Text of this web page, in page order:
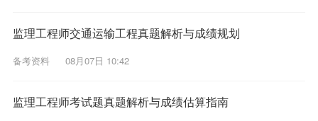
监理工程师交通运输工程真题解析与成绩规划
备考资料 08月07日 10:42
监理工程师考试题真题解析与成绩估算指南